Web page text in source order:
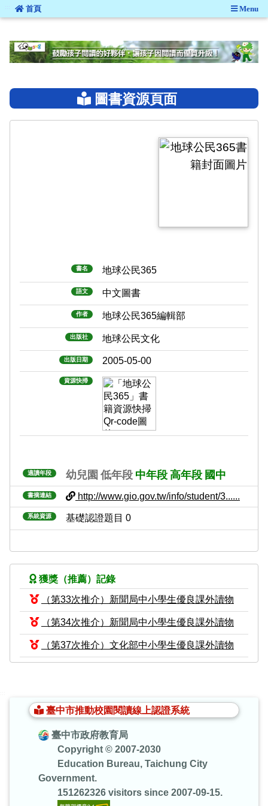
::: 首頁 Menu
圖書資源頁面
書名 地球公民365
語文 中文圖書
作者 地球公民365編輯部
出版社 地球公民文化
出版日期 2005-05-00
資源快掃
適讀年段 幼兒園 低年段 中年段 高年段 國中
書摘連結 http://www.gio.gov.tw/info/student/3......
系統資源 基礎認證題目 0
獲獎（推薦）記錄
（第33次推介）新聞局中小學生優良課外讀物
（第34次推介）新聞局中小學生優良課外讀物
（第37次推介）文化部中小學生優良課外讀物
臺中市推動校園閱讀線上認證系統
臺中市政府教育局
Copyright © 2007-2030
Education Bureau, Taichung City
Government.
151262326 visitors since 2007-09-15.